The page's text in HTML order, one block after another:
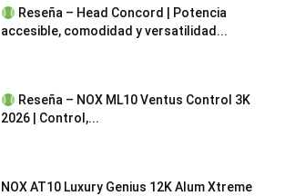
Reseña – Head Concord | Potencia
accesible, comodidad y versatilidad...
Reseña – NOX ML10 Ventus Control 3K
2026 | Control,...
NOX AT10 Luxury Genius 12K Alum Xtreme